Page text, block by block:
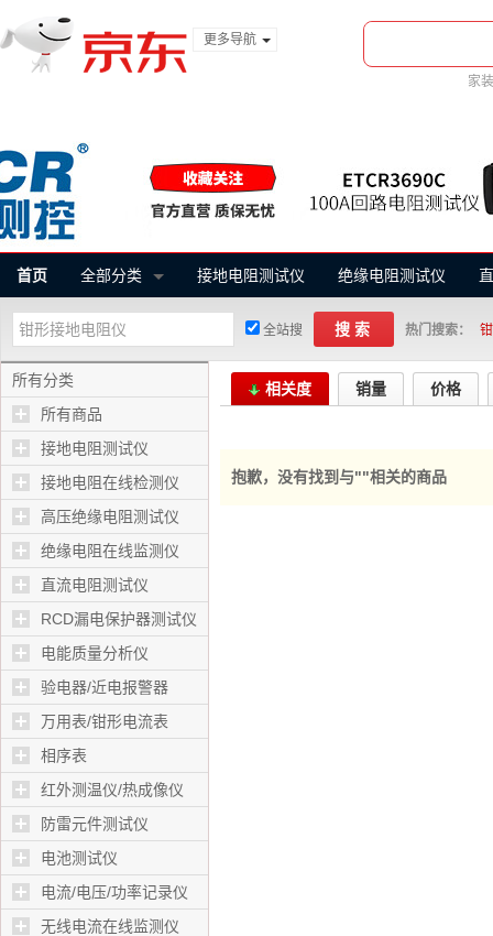
更多导航
家
首页 全部分类 接地电阻测试仪 绝缘电阻测试仪
全站搜 搜索 热门搜索：
所有分类
所有商品
接地电阻测试仪
接地电阻在线检测仪
高压绝缘电阻测试仪
绝缘电阻在线监测仪
直流电阻测试仪
RCD漏电保护器测试仪
电能质量分析仪
验电器/近电报警器
万用表/钳形电流表
相序表
红外测温仪/热成像仪
防雷元件测试仪
电池测试仪
电流/电压/功率记录仪
无线电流在线监测仪
相关度 销量 价格
抱歉，没有找到与""相关的商品